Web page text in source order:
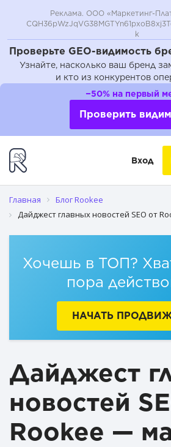
Проверьте GEO-видимость
Узнайте, насколько ваш бренд
и кто из конкурентов
Реклама. ООО «Маркетинг-
k
−50% на первый
Проверить
Вход
Главная
Блог Rookee
Дайджест главных новостей SEO от
Хочешь в ТОП?
пора
НАЧАТЬ
Дайджест
новостей
Rookee —
Google представил крупнейшее
ИИ
Яндекс доработал Мастер отчетов
Яндекс Метрика расширила
VK Tech выпустил AI Researcher
Яндекс выпустил нейросеть для